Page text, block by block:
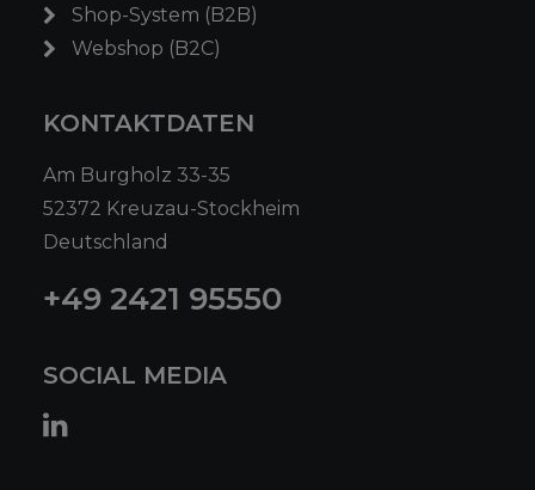
Shop-System (B2B)
Webshop (B2C)
KONTAKTDATEN
Am Burgholz 33-35
52372 Kreuzau-Stockheim
Deutschland
+49 2421 95550
SOCIAL MEDIA